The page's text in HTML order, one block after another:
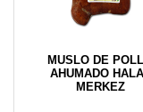
MUSLO DE
AHUMADO
MERKEZ